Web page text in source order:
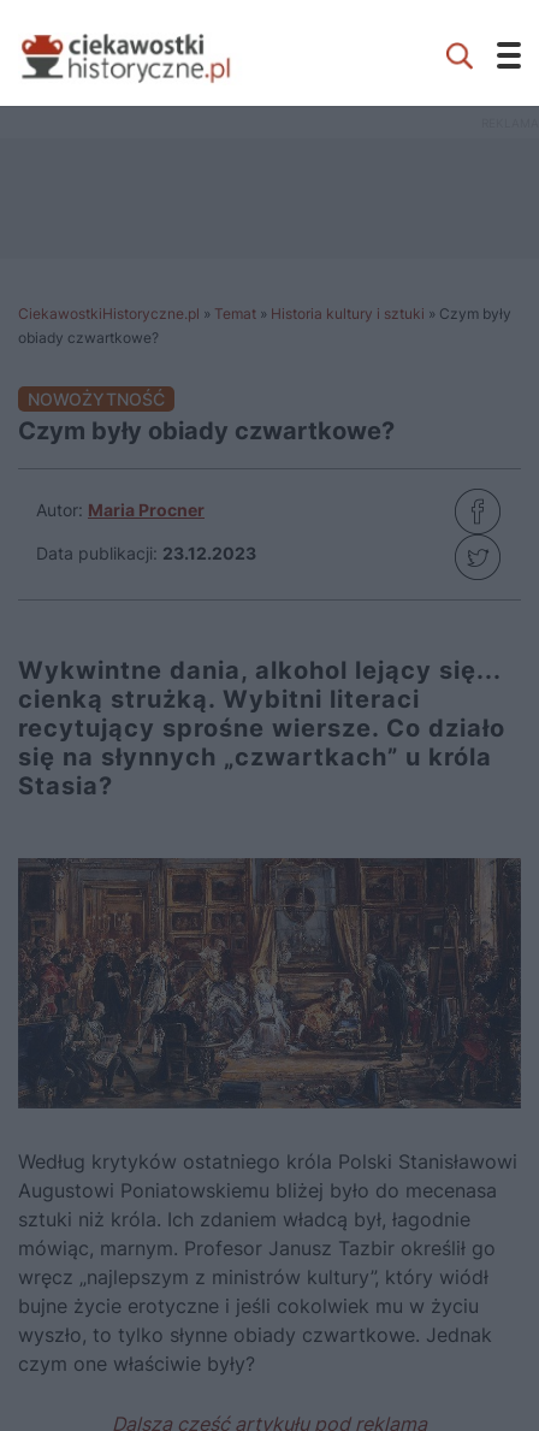
CiekawostkiHistoryczne.pl » Temat » Historia kultury i sztuki » Czym były
obiady czwartkowe?
NOWOŻYTNOŚĆ
Czym były obiady czwartkowe?
Autor: Maria Procner
Data publikacji: 23.12.2023
Wykwintne dania, alkohol lejący się...
cienką strużką. Wybitni literaci
recytujący sprośne wiersze. Co działo
się na słynnych „czwartkach” u króla
Stasia?
Według krytyków ostatniego króla Polski Stanisławowi
Augustowi Poniatowskiemu bliżej było do mecenasa
sztuki niż króla. Ich zdaniem władcą był, łagodnie
mówiąc, marnym. Profesor Janusz Tazbir określił go
wręcz „najlepszym z ministrów kultury”, który wiódł
bujne życie erotyczne i jeśli cokolwiek mu w życiu
wyszło, to tylko słynne obiady czwartkowe. Jednak
czym one właściwie były?